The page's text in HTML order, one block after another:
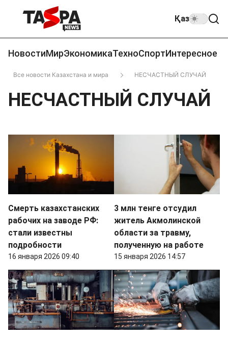
Қаз
НовостиМирЭкономикаТехноСпортИнтересное
Все новости Казахстана и мира НЕСЧАСТНЫЙ СЛУЧАЙ
НЕСЧАСТНЫЙ СЛУЧАЙ
Смерть казахстанских
рабочих на заводе РФ:
стали известны
подробности
16 января 2026 09:40
3 млн тенге отсудил
житель Акмолинской
области за травму,
полученную на работе
15 января 2026 14:57